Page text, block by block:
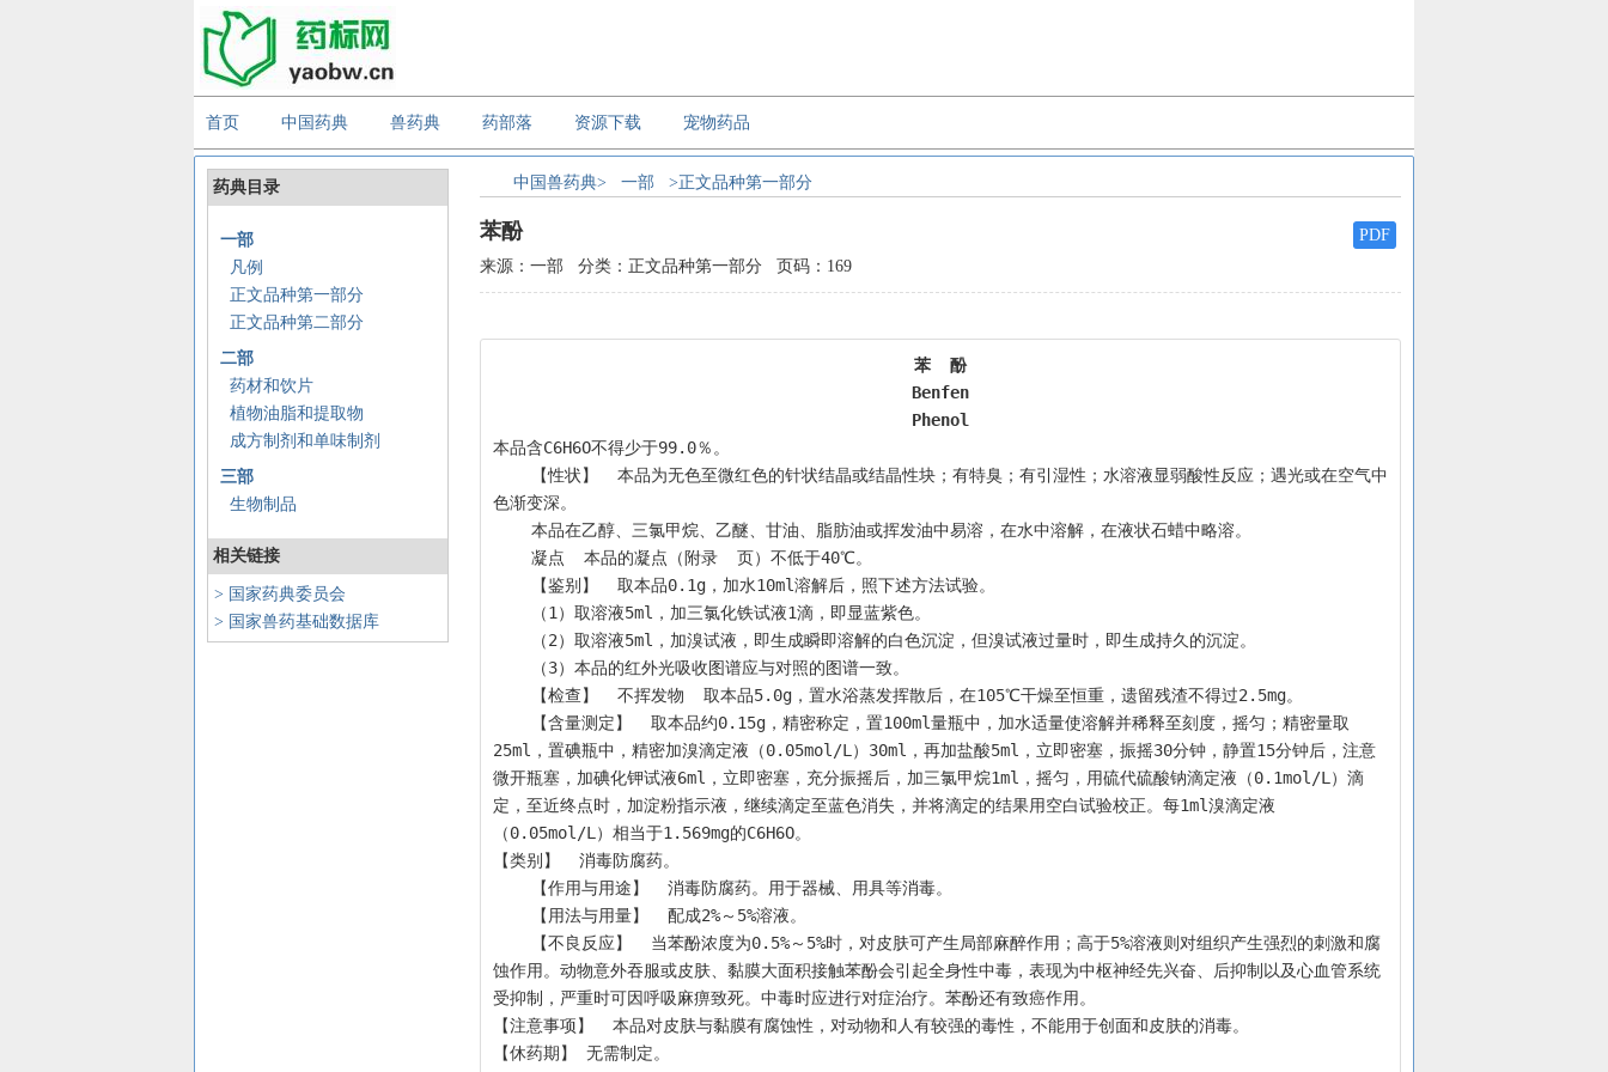
首页 中国药典 兽药典 药部落 资源下载 宠物药品
药典目录
一部
凡例
正文品种第一部分
正文品种第二部分
二部
药材和饮片
植物油脂和提取物
成方制剂和单味制剂
三部
生物制品
相关链接
> 国家药典委员会
> 国家兽药基础数据库
中国兽药典> 一部 >正文品种第一部分
PDF
苯酚
来源：一部 分类：正文品种第一部分 页码：169
苯  酚
Benfen
Phenol
本品含C6H6O不得少于99.0％。
色渐变深。
    凝点  本品的凝点（附录  页）不低于40℃。
    【鉴别】  取本品0.1g，加水10ml溶解后，照下述方法试验。
    （1）取溶液5ml，加三氯化铁试液1滴，即显蓝紫色。
    （3）本品的红外光吸收图谱应与对照的图谱一致。
25ml，置碘瓶中，精密加溴滴定液（0.05mol/L）30ml，再加盐酸5ml，立即密塞，振摇30分钟，静置15分钟后，注意
微开瓶塞，加碘化钾试液6ml，立即密塞，充分振摇后，加三氯甲烷1ml，摇匀，用硫代硫酸钠滴定液（0.1mol/L）滴
定，至近终点时，加淀粉指示液，继续滴定至蓝色消失，并将滴定的结果用空白试验校正。每1ml溴滴定液
（0.05mol/L）相当于1.569mg的C6H6O。
【类别】  消毒防腐药。
    【作用与用途】  消毒防腐药。用于器械、用具等消毒。
    【用法与用量】  配成2%～5%溶液。
蚀作用。动物意外吞服或皮肤、黏膜大面积接触苯酚会引起全身性中毒，表现为中枢神经先兴奋、后抑制以及心血管系统
受抑制，严重时可因呼吸麻痹致死。中毒时应进行对症治疗。苯酚还有致癌作用。
【注意事项】  本品对皮肤与黏膜有腐蚀性，对动物和人有较强的毒性，不能用于创面和皮肤的消毒。
【休药期】 无需制定。